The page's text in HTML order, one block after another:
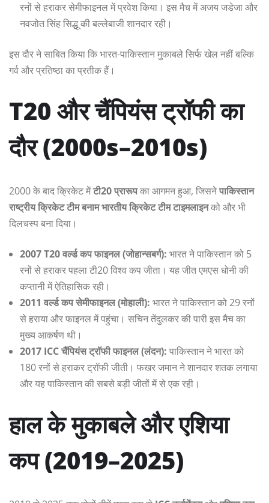
रनों से हराकर सेमीफाइनल में प्रवेश किया। इस मैच में अजय जडेजा और
नवजोत सिंह सिद्धू की बल्लेबाजी शानदार रही।
इस दौर ने साबित किया कि भारत-पाकिस्तान मुकाबले सिर्फ खेल नहीं बल्कि
गर्व और प्रतिष्ठा का प्रतीक हैं।
T20 और चैंपियंस ट्रॉफी का
दौर (2000s–2010s)
2000 के बाद क्रिकेट मेंटी20 प्रारूपका आगमन हुआ, जिसनेपाकिस्तान
राष्ट्रीय क्रिकेट टीम बनाम भारतीय क्रिकेट टीम टाइमलाइनको और भी
दिलचस्प बना दिया।
2007 T20 वर्ल्ड कप फाइनल (जोहान्सबर्ग): भारत ने पाकिस्तान को 5
रनों से हराकर पहला टी20 विश्व कप जीता। यह जीत एमएस धोनी की
कप्तानी में ऐतिहासिक रही।
2011 वर्ल्ड कप सेमीफाइनल (मोहाली): भारत ने पाकिस्तान को 29 रनों
से हराया और फाइनल में पहुंचा। सचिन तेंदुलकर की पारी इस मैच का
मुख्य आकर्षण थी।
2017 ICC चैंपियंस ट्रॉफी फाइनल (लंदन): पाकिस्तान ने भारत को
180 रनों से हराकर ट्रॉफी जीती। फखर जमान ने शानदार शतक लगाया
और यह पाकिस्तान की सबसे बड़ी जीतों में से एक रही।
हाल के मुकाबले और एशिया
कप (2019–2025)